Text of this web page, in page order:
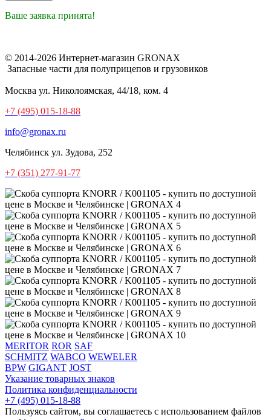
Ваше заявка принята!
© 2014-2026 Интернет-магазин GRONAX
Запасные части для полуприцепов и грузовиков
Москва ул. Николоямская, 44/18, ком. 4
+7 (495) 015-18-88
info@gronax.ru
Челябинск ул. Зудова, 252
+7 (351) 277-91-77
MERITOR ROR SAF
SCHMITZ WABCO WEWELER
BPW GIGANT JOST
Указание товарных знаков
Политика конфиденциальности
+7 (495) 015-18-88
Пользуясь сайтом, вы соглашаетесь с использованием файлов